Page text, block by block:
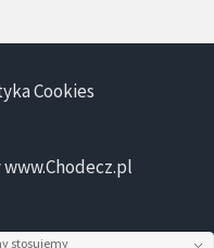
Cookies
stosujemy